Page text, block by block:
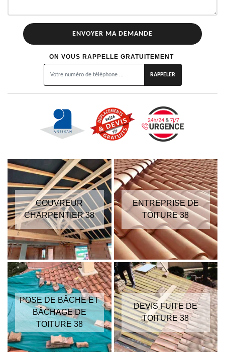
ON VOUS RAPPELLE GRATUITEMENT
COUVREUR
CHARPENTIER 38
ENTREPRISE DE
TOITURE 38
POSE DE BÂCHE ET
BÂCHAGE DE
TOITURE 38
DEVIS FUITE DE
TOITURE 38